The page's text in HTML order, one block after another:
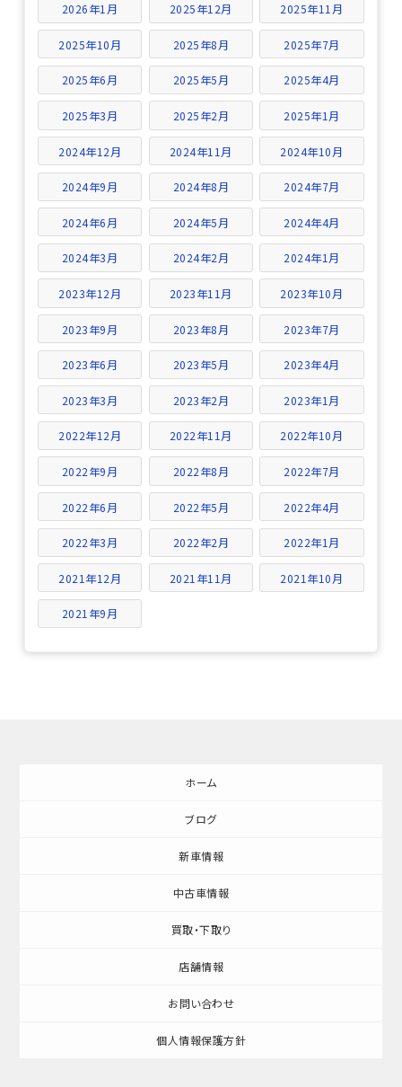
2026年1月 2025年12月 2025年11月
2025年10月 2025年8月 2025年7月
2025年6月 2025年5月 2025年4月
2025年3月 2025年2月 2025年1月
2024年12月 2024年11月 2024年10月
2024年9月 2024年8月 2024年7月
2024年6月 2024年5月 2024年4月
2024年3月 2024年2月 2024年1月
2023年12月 2023年11月 2023年10月
2023年9月 2023年8月 2023年7月
2023年6月 2023年5月 2023年4月
2023年3月 2023年2月 2023年1月
2022年12月 2022年11月 2022年10月
2022年9月 2022年8月 2022年7月
2022年6月 2022年5月 2022年4月
2022年3月 2022年2月 2022年1月
2021年12月 2021年11月 2021年10月
2021年9月
ホーム
ブログ
新車情報
中古車情報
買取・下取り
店舗情報
お問い合わせ
個人情報保護方針